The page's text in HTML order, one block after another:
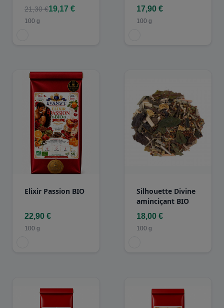
21,30 €19,17 €
100 g
17,90 €
100 g
Elixir Passion BIO
22,90 €
100 g
Silhouette Divine
aminciçant BIO
18,00 €
100 g